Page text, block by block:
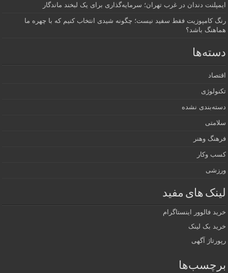
ایمپلنت دندان در غرب تهران؛ سرمایه‌گذاری برای یک لبخند ماندگار
رنگ کامپوزیت فقط سفید نیست؛ چگونه شیدی انتخاب کنیم که با چهره ما
هماهنگ باشد؟
دسته‌ها
اقتصاد
تکنولوژی
دسته‌بندی نشده
سلامتی
فرهنگ وهنر
کسب وکار
ورزشی
لینک های مفید
خرید فالوور اینستاگرام
خرید بک لینک
رپورتاژ آگهی
برچسب‌ها